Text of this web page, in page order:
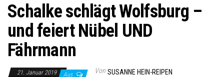
Schalke schlägt Wolfsburg –
und feiert Nübel UND
Fährmann
21. Januar 2019 Aus Von SUSANNE HEIN-REIPEN